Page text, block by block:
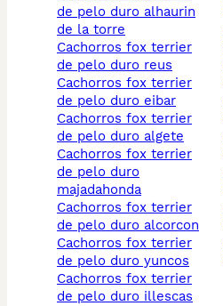
de pelo duro alhaurin
de la torre
cachorros fox terrier
de pelo duro reus
cachorros fox terrier
de pelo duro eibar
cachorros fox terrier
de pelo duro algete
cachorros fox terrier
de pelo duro
majadahonda
cachorros fox terrier
de pelo duro alcorcon
cachorros fox terrier
de pelo duro yuncos
cachorros fox terrier
de pelo duro illescas